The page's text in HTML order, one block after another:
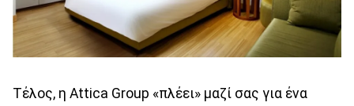
Τέλος, η Attica Group «πλέει» μαζί σας για ένα